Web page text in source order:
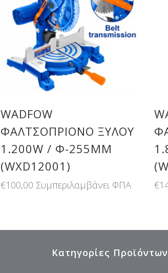
WADFOW
ΦΑΛΤΣΟΠΡΙΟΝΟ ΞΥΛΟΥ
1.200W / Φ-255MM
(WXD12001)
€100,00 Συμπεριλαμβάνει ΦΠΑ €
Κατηγορίες Προϊόντων